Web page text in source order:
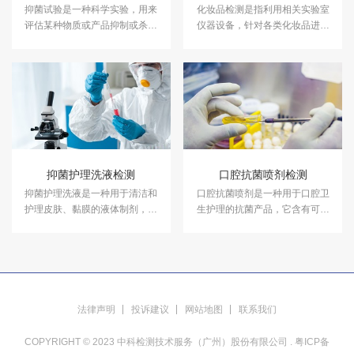
抑菌试验是一种科学实验，用来
评估某种物质或产品抑制或杀灭
产品抑菌试验服务，具备CMA、
CNAS资质认证.
化妆品检测是指利用相关实验室
仪器设备，针对各类化妆品进行
量和使用安全，保障消费者健
康。中科检测开展化妆品检测服
务，具备CMA、CNAS资质认
证。
抑菌护理洗液检测
抑菌护理洗液是一种用于清洁和
护理皮肤、黏膜的液体制剂，具
认证报告。
口腔抗菌喷剂检测
口腔抗菌喷剂是一种用于口腔卫
生护理的抗菌产品，它含有可以
法律声明 投诉建议 网站地图 联系我们
COPYRIGHT © 2023 中科检测技术服务（广州）股份有限公司 . 粤ICP备